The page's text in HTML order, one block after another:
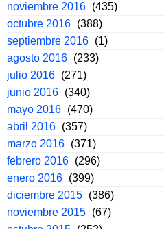
noviembre 2016 (435)
octubre 2016 (388)
septiembre 2016 (1)
agosto 2016 (233)
julio 2016 (271)
junio 2016 (340)
mayo 2016 (470)
abril 2016 (357)
marzo 2016 (371)
febrero 2016 (296)
enero 2016 (399)
diciembre 2015 (386)
noviembre 2015 (67)